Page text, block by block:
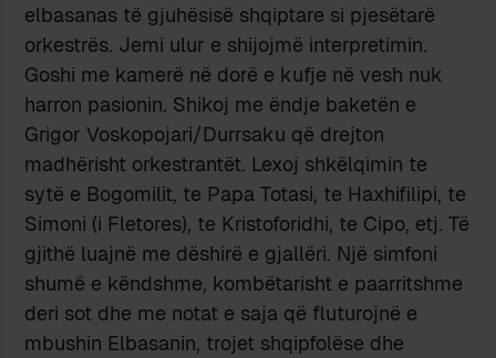
elbasanas të gjuhësisë shqiptare si pjesëtarë
orkestrës. Jemi ulur e shijojmë interpretimin.
Goshi me kamerë në dorë e kufje në vesh nuk
harron pasionin. Shikoj me ëndje baketën e
Grigor Voskopojari/Durrsaku që drejton
madhërisht orkestrantët. Lexoj shkëlqimin te
sytë e Bogomilit, te Papa Totasi, te Haxhifilipi, te
Simoni (i Fletores), te Kristoforidhi, te Cipo, etj. Të
gjithë luajnë me dëshirë e gjallëri. Një simfoni
shumë e këndshme, kombëtarisht e paarritshme
deri sot dhe me notat e saja që fluturojnë e
mbushin Elbasanin, trojet shqipfolëse dhe